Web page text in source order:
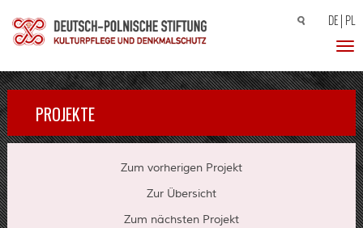
Suchen
DE PL
PROJEKTE
Zum vorherigen Projekt
Zur Übersicht
Zum nächsten Projekt